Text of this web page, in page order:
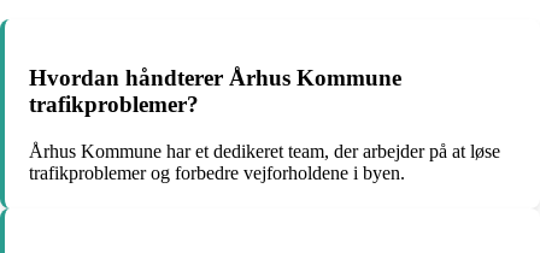
Hvordan håndterer Århus Kommune
trafikproblemer?
Århus Kommune har et dedikeret team, der arbejder på at løse
trafikproblemer og forbedre vejforholdene i byen.